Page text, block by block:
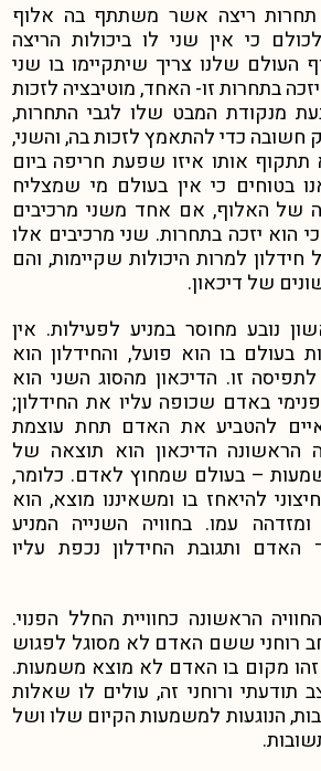
תחרות ריצה אשר משתתף בה אלוף
כי אין שני לו ביכולות הריצה
העולם שלנו צריך שיתקיימו בו שני
בתחרות זו- האחד, מוטיבציה לזכות
מנקודת המבט שלו לגבי התחרות,
חשובה כדי להתאמץ לזכות בה, והשני,
תתקוף אותו איזו שפעת חריפה ביום
בטוחים כי אין בעולם מי שמצליח
של האלוף, אם אחד משני מרכיבים
הוא יזכה בתחרות. שני מרכיבים אלו
למרות היכולות שקיימות, והם
של דיכאון.
נובע מחוסר במניע לפעילות. אין
בו הוא פועל, והחידלון הוא
זו. הדיכאון מהסוג השני הוא
באדם שכופה עליו את החידלון;
להטביע את האדם תחת עוצמת
הראשונה הדיכאון הוא תוצאה של
– בעולם שמחוץ לאדם. כלומר,
להיאחז בו ומשאיננו מוצא, הוא
עמו. בחוויה השנייה המניע
האדם ותגובת החידלון נכפת עליו
הראשונה כחוויית החלל הפנוי.
רוחני ששם האדם לא מסוגל לפגוש
מקום בו האדם לא מוצא משמעות.
ורוחני זה, עולים לו שאלות
הנוגעות למשמעות הקיום שלו ושל